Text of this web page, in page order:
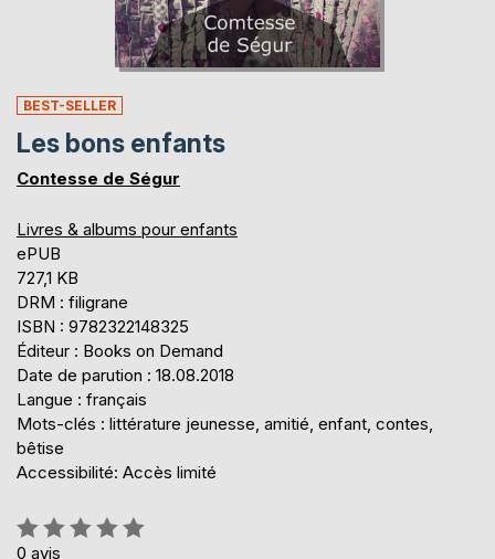
BEST-SELLER
Les bons enfants
Contesse de Ségur
Livres & albums pour enfants
ePUB
727,1 KB
DRM : filigrane
ISBN : 9782322148325
Éditeur : Books on Demand
Date de parution : 18.08.2018
Langue : français
Mots-clés : littérature jeunesse, amitié, enfant, contes,
bêtise
Accessibilité: Accès limité
Évaluation:
0%
0 avis